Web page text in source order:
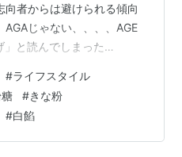
者からは避けられる傾向
じゃない、、、、AGE
」と読んでしまった
で関係深かったのは事実
AGEというと、やはり悪い
れについては、知識欲が
色くこんがり焼けた食べ物
#ライフスタイル
#きな粉
#白餡